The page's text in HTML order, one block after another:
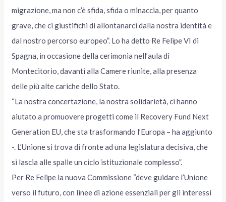
migrazione, ma non c’è sfida, sfida o minaccia, per quanto
grave, che ci giustifichi di allontanarci dalla nostra identità e
dal nostro percorso europeo”. Lo ha detto Re Felipe VI di
Spagna, in occasione della cerimonia nell’aula di
Montecitorio, davanti alla Camere riunite, alla presenza
delle più alte cariche dello Stato.
“La nostra concertazione, la nostra solidarietà, ci hanno
aiutato a promuovere progetti come il Recovery Fund Next
Generation EU, che sta trasformando l’Europa – ha aggiunto
-. L’Unione si trova di fronte ad una legislatura decisiva, che
si lascia alle spalle un ciclo istituzionale complesso”.
Per Re Felipe la nuova Commissione “deve guidare l’Unione
verso il futuro, con linee di azione essenziali per gli interessi